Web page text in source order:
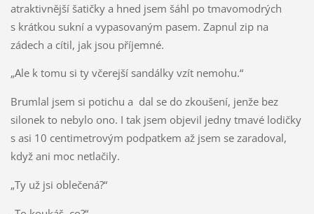
atraktivnější šatičky a hned jsem šáhl po tmavomodrých
s krátkou sukní a vypasovaným pasem. Zapnul zip na
zádech a cítil, jak jsou příjemné.
„Ale k tomu si ty včerejší sandálky vzít nemohu.“
Brumlal jsem si potichu a dal se do zkoušení, jenže bez
silonek to nebylo ono. I tak jsem objevil jedny tmavé lodičky
s asi 10 centimetrovým podpatkem až jsem se zaradoval,
když ani moc netlačily.
„Ty už jsi oblečená?“